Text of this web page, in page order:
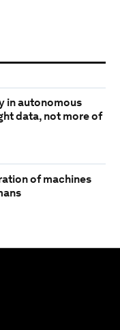
in autonomous
data, not more of
of machines